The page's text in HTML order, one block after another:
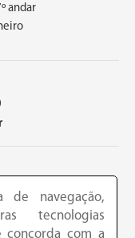
andar
de navegação,
tecnologias
concorda com a